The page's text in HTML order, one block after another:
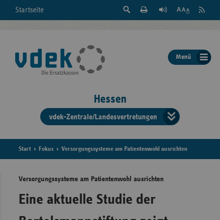
Startseite
Suche
der
Seite
Feed
Menü
Hessen
vdek-Zentrale/Landesvertretungen
der
Start Fokus Versorgungssysteme am Patientenwohl ausrichten
Versorgungssysteme am Patientenwohl ausrichten
Eine aktuelle Studie der